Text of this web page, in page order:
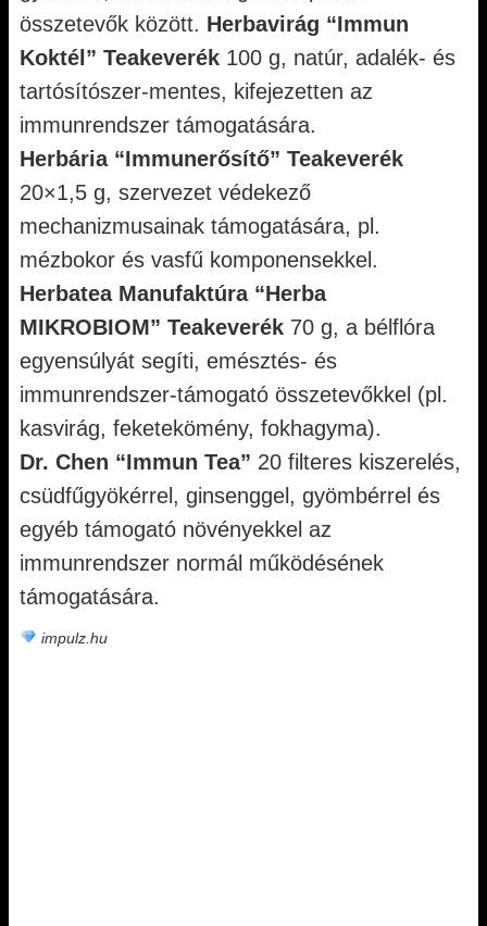
összetevők között. Herbavirág “Immun
Koktél” Teakeverék 100 g, natúr, adalék- és
tartósítószer-mentes, kifejezetten az
immunrendszer támogatására.
Herbária “Immunerősítő” Teakeverék
20×1,5 g, szervezet védekező
mechanizmusainak támogatására, pl.
mézbokor és vasfű komponensekkel.
Herbatea Manufaktúra “Herba
MIKROBIOM” Teakeverék 70 g, a bélflóra
egyensúlyát segíti, emésztés- és
immunrendszer-támogató összetevőkkel (pl.
kasvirág, feketekömény, fokhagyma).
Dr. Chen “Immun Tea” 20 filteres kiszerelés,
csüdfűgyökérrel, ginsenggel, gyömbérrel és
egyéb támogató növényekkel az
immunrendszer normál működésének
támogatására.
impulz.hu